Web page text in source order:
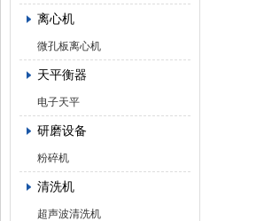
离心机
微孔板离心机
天平衡器
电子天平
研磨设备
粉碎机
清洗机
超声波清洗机